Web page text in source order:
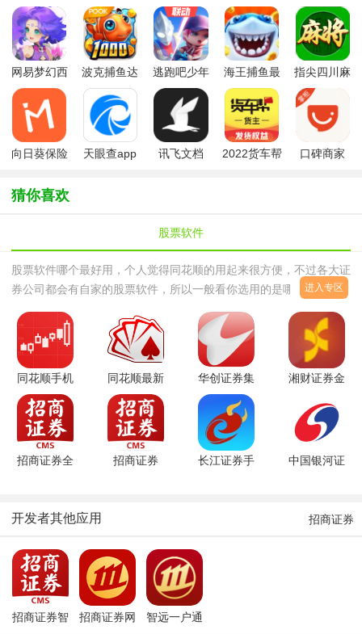
网易梦幻西
游手游
波克捕鱼达
人千炮版
2022微信版
本
逃跑吧少年
九游版最新
版
海王捕鱼最
新版官方正
版
指尖四川麻
将app最新
版
向日葵保险
本
天眼查app
讯飞文档
2022货车帮
口碑商家
猜你喜欢
股票软件
股票软件哪个最好用，个人觉得同花顺的用起来很方便，不过各大证
券公司都会有自家的股票软件，所以一般看你选用的是哪家证券公
司，股票软件对于股民来说是很好用的辅助工具，能够查看各个股票
的走势，了解个股票的行
进入专区
同花顺手机
炒股软件
v11.57.04
官方安卓版
同花顺最新
版v9.10.90
官方正式版
华创证券集
成版V5.93
官方安装版
湘财证券金
v10.56 正
式版
招商证券全
招商证券
长江证券手
中国银河证
开发者其他应用 招商证券
招商证券智
招商证券网
智远一户通